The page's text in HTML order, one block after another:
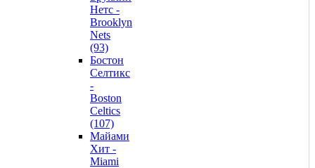
Нетс -
Brooklyn
Nets
(93)
Бостон
Селтикс
-
Boston
Celtics
(107)
Майами
Хит -
Miami